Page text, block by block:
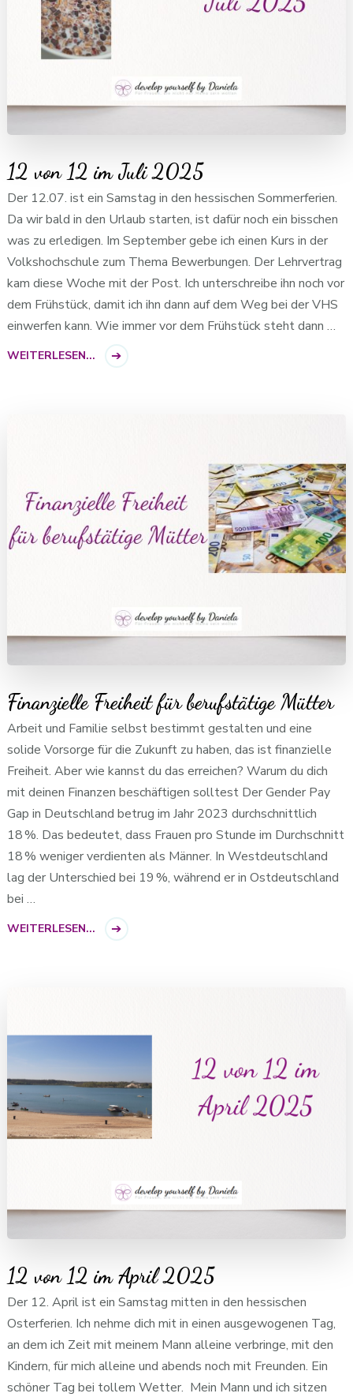
12 von 12 im Juli 2025
Der 12.07. ist ein Samstag in den hessischen Sommerferien.
Da wir bald in den Urlaub starten, ist dafür noch ein bisschen
was zu erledigen. Im September gebe ich einen Kurs in der
Volkshochschule zum Thema Bewerbungen. Der Lehrvertrag
kam diese Woche mit der Post. Ich unterschreibe ihn noch vor
dem Frühstück, damit ich ihn dann auf dem Weg bei der VHS
einwerfen kann. Wie immer vor dem Frühstück steht dann …
WEITERLESEN...
Finanzielle Freiheit für berufstätige Mütter
Arbeit und Familie selbst bestimmt gestalten und eine
solide Vorsorge für die Zukunft zu haben, das ist finanzielle
Freiheit. Aber wie kannst du das erreichen? Warum du dich
mit deinen Finanzen beschäftigen solltest Der Gender Pay
Gap in Deutschland betrug im Jahr 2023 durchschnittlich
18 %. Das bedeutet, dass Frauen pro Stunde im Durchschnitt
18 % weniger verdienten als Männer. In Westdeutschland
lag der Unterschied bei 19 %, während er in Ostdeutschland
bei …
WEITERLESEN...
12 von 12 im April 2025
Der 12. April ist ein Samstag mitten in den hessischen
Osterferien. Ich nehme dich mit in einen ausgewogenen Tag,
an dem ich Zeit mit meinem Mann alleine verbringe, mit den
Kindern, für mich alleine und abends noch mit Freunden. Ein
schöner Tag bei tollem Wetter. Mein Mann und ich sitzen